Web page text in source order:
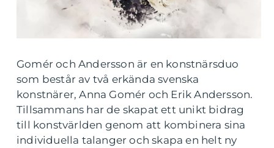
Gomér och Andersson är en konstnärsduo
som består av två erkända svenska
konstnärer, Anna Gomér och Erik Andersson.
Tillsammans har de skapat ett unikt bidrag
till konstvärlden genom att kombinera sina
individuella talanger och skapa en helt ny